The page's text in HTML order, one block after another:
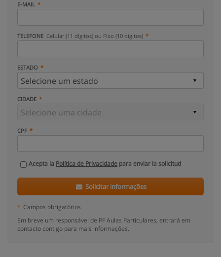
E-MAIL
TELEFONE Celular (11 dígitos) ou Fixo (10 dígitos)
ESTADO
CIDADE
CPF
Acepta la Política de Privacidade para enviar la solicitud
Solicitar informações
* Campos obrigatórios
Em breve um responsável de PF Aulas Particulares, entrará em
contacto contigo para mais informações.